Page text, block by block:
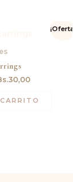
¡Oferta!
Bs.60,00.
30,00
precio